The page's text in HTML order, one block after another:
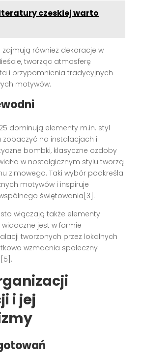
czeskiej warto
również dekoracje w
tworząc atmosferę
i przypomnienia tradycyjnych
motywów.
dominują elementy m.in. styl
zobaczyć na instalacjach i
bombki, klasyczne ozdoby
w nostalgicznym stylu tworzą
zimowego. Taki wybór podkreśla
motywów i inspiruje
świętowania[3].
włączają także elementy
jest w formie
tworzonych przez lokalnych
wzmacnia społeczny
i jej